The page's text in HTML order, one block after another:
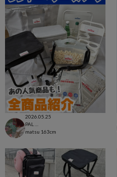
2026.05.25
matsu 163cm